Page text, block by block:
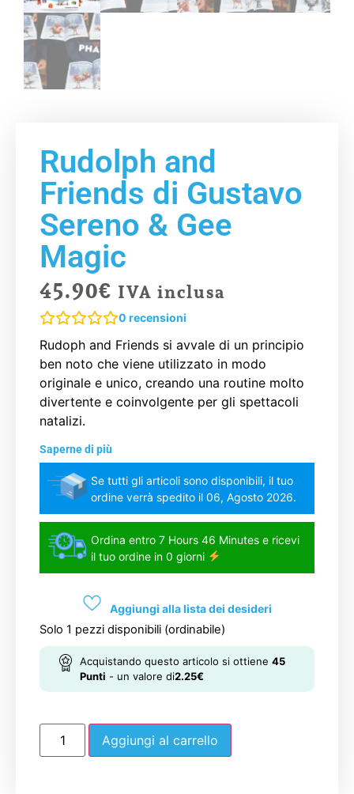
Rudolph and
Friends di Gustavo
Sereno & Gee
Magic
45.90€ IVA inclusa
0 recensioni
Rudoph and Friends si avvale di un principio
ben noto che viene utilizzato in modo
originale e unico, creando una routine molto
divertente e coinvolgente per gli spettacoli
natalizi.
Saperne di più
Se tutti gli articoli sono disponibili, il tuo
ordine verrà spedito il 06, Agosto 2026.
Ordina entro 7 Hours 46 Minutes e ricevi
il tuo ordine in 0 giorni
Aggiungi alla lista dei desideri
Solo 1 pezzi disponibili (ordinabile)
Acquistando questo articolo si ottiene 45
Punti - un valore di2.25€
Aggiungi al carrello